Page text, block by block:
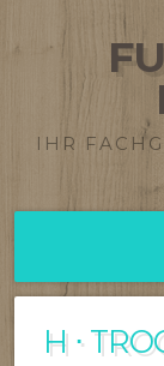
IHR
H ⋅